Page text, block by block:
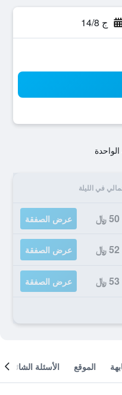
ج 14/8
في الليلة
50 ﷼ عرض الصفقة
52 ﷼ عرض الصفقة
53 ﷼ عرض الصفقة
الموقع الأسئلة الشائعة